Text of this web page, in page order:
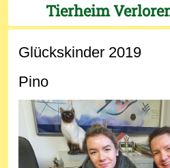
Tierheim
Glückskinder 2019
Pino